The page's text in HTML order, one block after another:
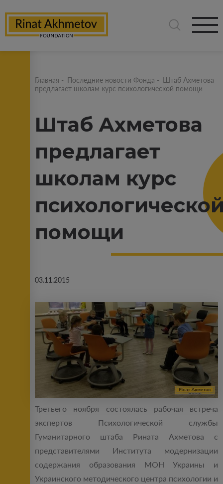
Главная - Последние новости Фонда - Штаб Ахметова
предлагает школам курс психологической помощи
Штаб Ахметова
предлагает
школам курс
помощи
03.11.2015
Третьего ноября состоялась рабочая встреча
экспертов Психологической службы
Гуманитарного штаба Рината Ахметова с
представителями Института модернизации
содержания образования МОН Украины и
Украинского методического центра психологии и